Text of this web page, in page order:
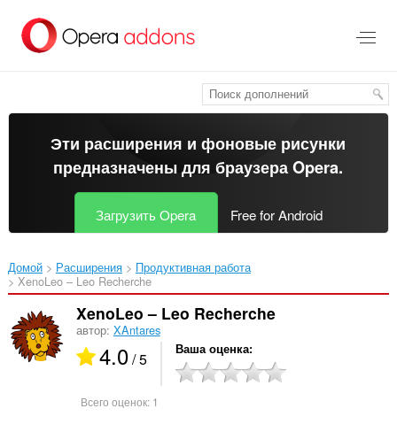
перейти
Эти расширения и фоновые рисунки
предназначены длябраузера Opera.
Загрузить Opera Free for Android
Домой Расширения
Продуктивная работа
XenoLeo – Leo Recherche‎
XenoLeo – Leo Recherche
автор: XAntares
4.0/ 5 Ваша оценка
Всего оценок: 1